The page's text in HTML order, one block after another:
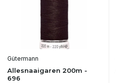
Gütermann
Allesnaaigaren 200m -
696